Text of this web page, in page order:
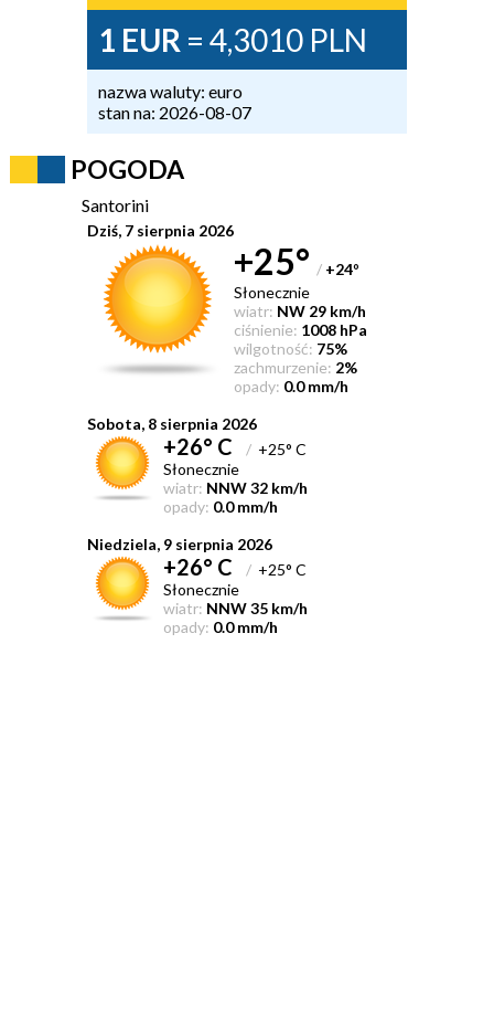
1 EUR = 4,3010 PLN
nazwa waluty: euro
stan na: 2026-08-07
POGODA
Santorini
Dziś, 7 sierpnia 2026
+25° / +24°
Słonecznie
wiatr: NW 29 km/h
ciśnienie: 1008 hPa
wilgotność: 75%
zachmurzenie: 2%
opady: 0.0 mm/h
Sobota, 8 sierpnia 2026
+26° C /+25° C
Słonecznie
wiatr: NNW 32 km/h
opady: 0.0 mm/h
Niedziela, 9 sierpnia 2026
+26° C /+25° C
Słonecznie
wiatr: NNW 35 km/h
opady: 0.0 mm/h